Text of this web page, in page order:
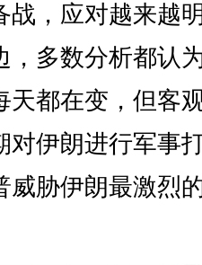
战，应对越来越
，多数分析都认
天都在变，但客
对伊朗进行军事
威胁伊朗最激烈